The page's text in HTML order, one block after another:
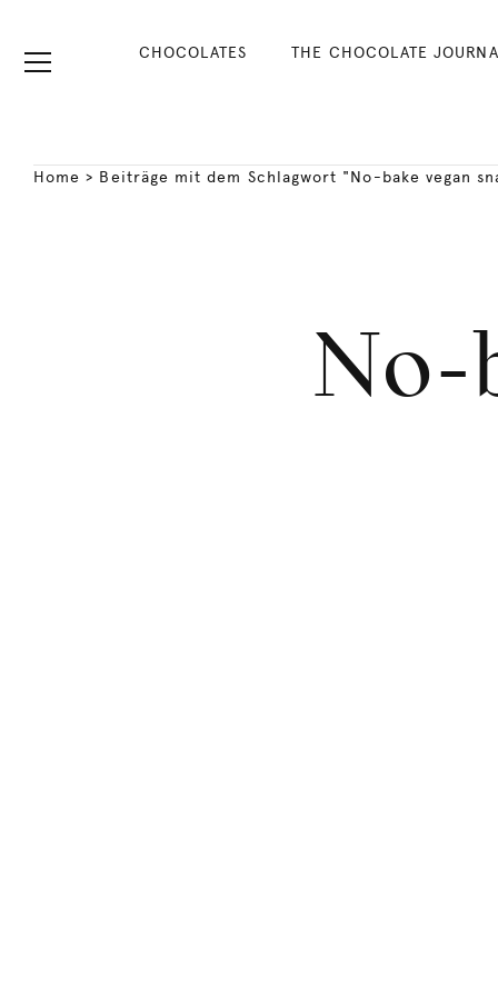
CHOCOLATES THE CHOCOLATE
Home > Beiträge mit dem Schlagwort "No-bake vegan
No-